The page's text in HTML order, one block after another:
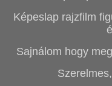
Képeslap rajzfilm
Sajnálom hogy